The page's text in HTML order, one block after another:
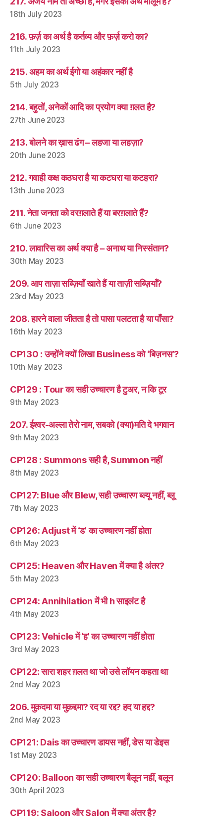
18th July 2023
216. फ़र्ज़ का अर्थ है कर्तव्य और फ़र्ज़ करो का?
11th July 2023
215. अहम का अर्थ ईगो या अहंकार नहीं है
5th July 2023
214. बहुतों, अनेकों आदि का प्रयोग क्या ग़लत है?
27th June 2023
213. बोलने का ख़ास ढंग – लहजा या लहज़ा?
20th June 2023
212. गवाही कक्ष कठघरा है या कटघरा या कटहरा?
13th June 2023
211. नेता जनता को वरग़लाते हैं या बरग़लाते हैं?
6th June 2023
210. लावारिस का अर्थ क्या है – अनाथ या निस्संतान?
30th May 2023
209. आप ताज़ा सब्ज़ियाँ खाते हैं या ताज़ी सब्ज़ियाँ?
23rd May 2023
208. हारने वाला जीतता है तो पासा पलटता है या पाँसा?
16th May 2023
CP130 : उन्होंने क्यों लिखा Business को ‘बिज़नस’?
10th May 2023
CP129 : Tour का सही उच्चारण है टुअर, न कि टूर
9th May 2023
207. ईश्वर-अल्ला तेरो नाम, सबको (क्या)मति दे भगवान
9th May 2023
CP128 : Summons सही है, Summon नहीं
8th May 2023
CP127: Blue और Blew, सही उच्चारण ब्ल्यू नहीं, ब्लू
7th May 2023
CP126: Adjust में ‘ड’ का उच्चारण नहीं होता
6th May 2023
CP125: Heaven और Haven में क्या है अंतर?
5th May 2023
CP124: Annihilation में भी h साइलंट है
4th May 2023
CP123: Vehicle में ‘ह’ का उच्चारण नहीं होता
3rd May 2023
CP122: सारा शहर ग़लत था जो उसे लॉयन कहता था
2nd May 2023
206. मुक़दमा या मुक़द्दमा? रद या रद्द? हद या हद्द?
2nd May 2023
CP121: Dais का उच्चारण डायस नहीं, डेस या डेइस
1st May 2023
CP120: Balloon का सही उच्चारण बैलून नहीं, बलून
30th April 2023
CP119: Saloon और Salon में क्या अंतर है?